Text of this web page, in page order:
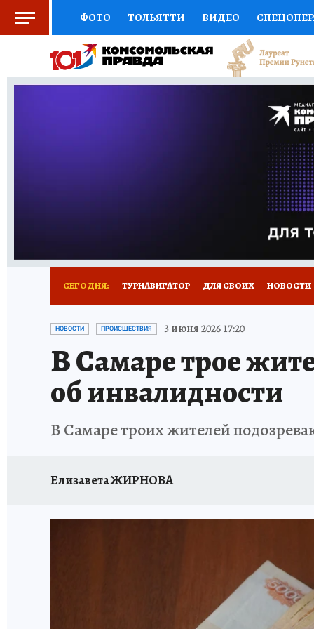
ФОТО ТОЛЬЯТТИ ВИДЕО
СОЦПОДДЕРЖКА НАУКА СПОРТ
ВЫБОР ЭКСПЕРТОВ ДОКТОР
ПРОГНОЗЫ НА СПОРТ
СЕГОДНЯ: ТУРНАВИГАТОР ДЛЯ СВОИХ НОВОСТИ
НАДЕЖНЫЕ РАБОТОДАТЕЛИ
НОВЫЙ ГОД В САМАРЕ КП В МАХ
КУЙБЫШЕВ - ФРОНТУ ИТОГИ ГОДА-2024
ЗАПОВЕДНАЯ РОССИЯ СЧАСТЬЕ В СЕМЬЕ
НОВОСТИ ПРОИСШЕСТВИЯ 3 июня 2026 17:20
В Самаре трое
об инвалидности
В Самаре троих жителей
Елизавета ЖИРНОВА